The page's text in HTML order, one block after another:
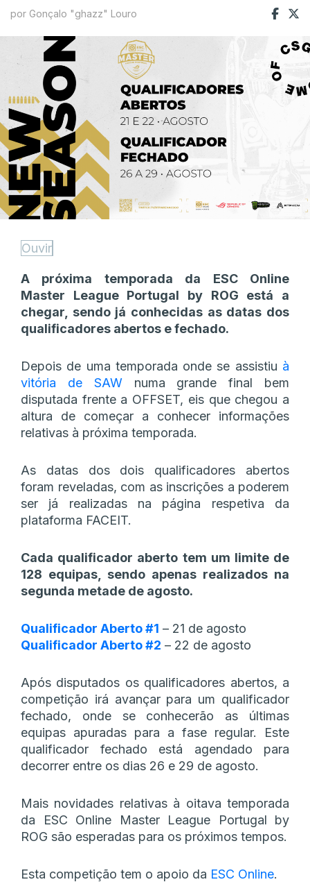
por Gonçalo "ghazz" Louro
Ouvir
A próxima temporada da ESC Online
Master League Portugal by ROG está a
chegar, sendo já conhecidas as datas dos
qualificadores abertos e fechado.
Depois de uma temporada onde se assistiu à
vitória de SAWnuma grande final bem
disputada frente a OFFSET, eis que chegou a
altura de começar a conhecer informações
relativas à próxima temporada.
As datas dos dois qualificadores abertos
foram reveladas, com as inscrições a poderem
ser já realizadas na página respetiva da
plataforma FACEIT.
Cada qualificador aberto tem um limite de
128 equipas, sendo apenas realizados na
segunda metade de agosto.
Qualificador Aberto #1 – 21 de agosto
Qualificador Aberto #2 – 22 de agosto
Após disputados os qualificadores abertos, a
competição irá avançar para um qualificador
fechado, onde se conhecerão as últimas
equipas apuradas para a fase regular. Este
qualificador fechado está agendado para
decorrer entre os dias 26 e 29 de agosto.
Mais novidades relativas à oitava temporada
da ESC Online Master League Portugal by
ROG são esperadas para os próximos tempos.
Esta competição tem o apoio da ESC Online.